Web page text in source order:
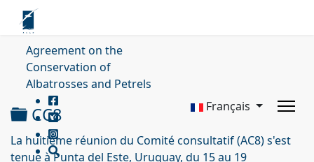
Agreement on the
Conservation of
Albatrosses and Petrels
Français
Dossier
CC8
La huitième réunion du Comité consultatif(AC8)s'est
tenueà Punta del Este, Uruguay, du 15 au 19